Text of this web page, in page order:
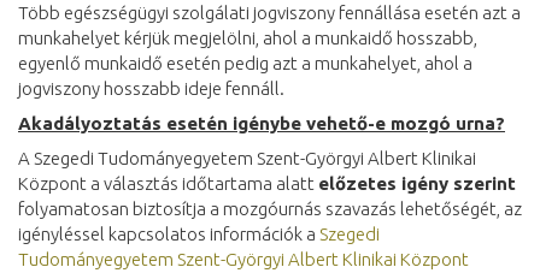
Több egészségügyi szolgálati jogviszony fennállása esetén azt a
munkahelyet kérjük megjelölni, ahol a munkaidő hosszabb,
egyenlő munkaidő esetén pedig azt a munkahelyet, ahol a
jogviszony hosszabb ideje fennáll.
Akadályoztatás esetén igénybe vehető-e mozgó urna?
A Szegedi Tudományegyetem Szent-Györgyi Albert Klinikai
Központ a választás időtartama alatt előzetes igény szerint
folyamatosan biztosítja a mozgóurnás szavazás lehetőségét, az
igényléssel kapcsolatos információk a Szegedi
Tudományegyetem Szent-Györgyi Albert Klinikai Központ